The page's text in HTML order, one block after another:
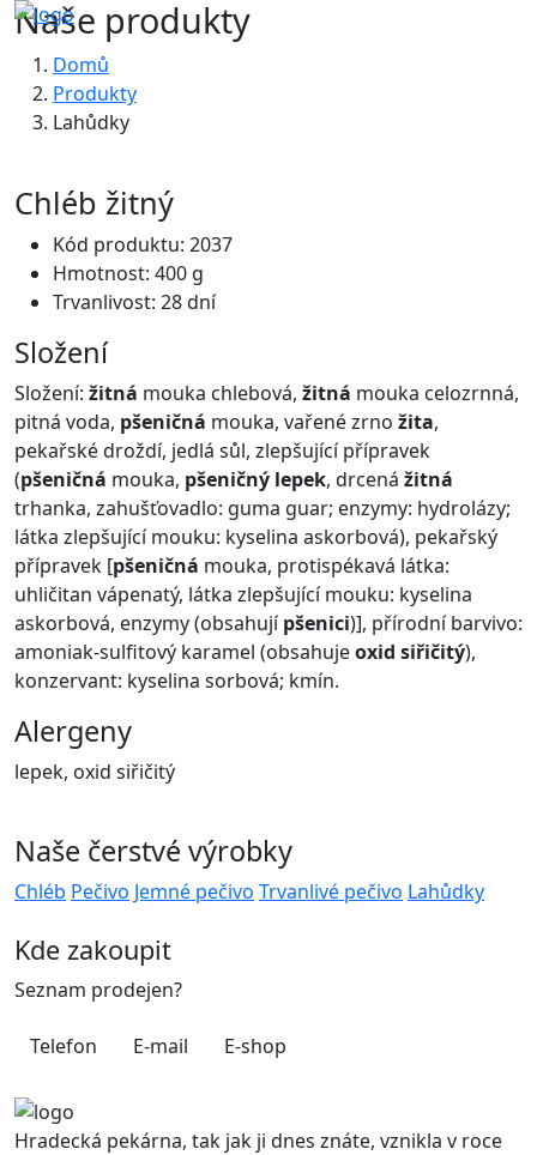
Naše produkty
Domů
Produkty
Lahůdky
Chléb žitný
Kód produktu: 2037
Hmotnost: 400 g
Trvanlivost: 28 dní
Složení
Složení: žitná mouka chlebová, žitná mouka celozrnná,
pitná voda, pšeničná mouka, vařené zrno žita,
pekařské droždí, jedlá sůl, zlepšující přípravek
(pšeničná mouka, pšeničný lepek, drcená žitná
trhanka, zahušťovadlo: guma guar; enzymy: hydrolázy;
látka zlepšující mouku: kyselina askorbová), pekařský
přípravek [pšeničná mouka, protispékavá látka:
uhličitan vápenatý, látka zlepšující mouku: kyselina
askorbová, enzymy (obsahujípšenici)], přírodní barvivo:
amoniak-sulfitový karamel (obsahujeoxid siřičitý),
konzervant: kyselina sorbová; kmín.
Alergeny
lepek, oxid siřičitý
Naše čerstvé výrobky
Chléb Pečivo Jemné pečivo Trvanlivé pečivo Lahůdky
Kde zakoupit
Seznam prodejen?
Telefon E-mail E-shop
Hradecká pekárna, tak jak ji dnes znáte, vznikla v roce